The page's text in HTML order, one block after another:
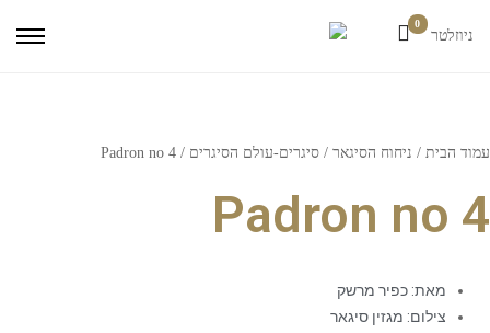
ניוזלטר
0
עמוד הבית / ניחוח הסיגאר / סיגרים-עולם הסיגרים / Padron no 4
Padron no 4
מאת: כפיר מרשק
צילום: מגזין סיגאר